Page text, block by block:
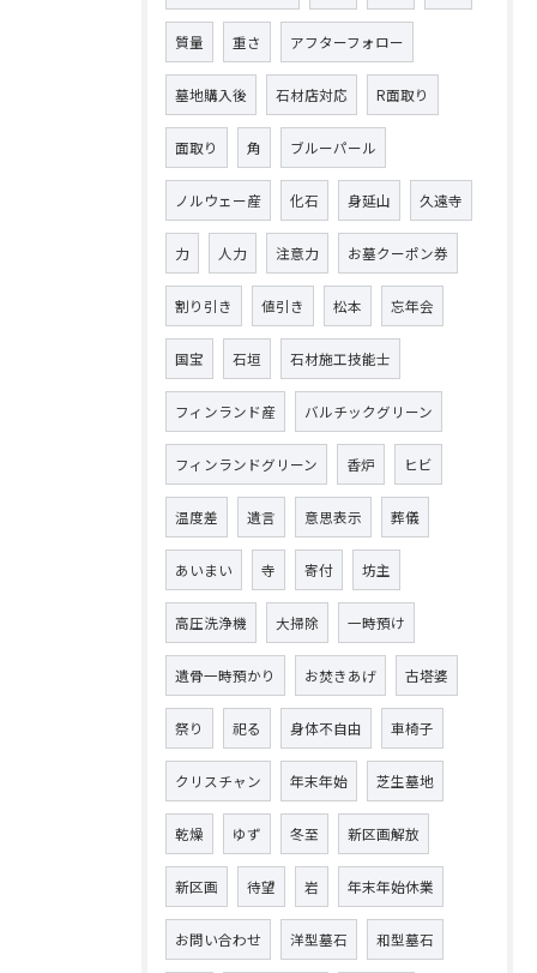
質量 重さ アフターフォロー
墓地購入後 石材店対応 R面取り
面取り 角 ブルーパール
ノルウェー産 化石 身延山 久遠寺
力 人力 注意力 お墓クーポン券
割り引き 値引き 松本 忘年会
国宝 石垣 石材施工技能士
フィンランド産 バルチックグリーン
フィンランドグリーン 香炉 ヒビ
温度差 遺言 意思表示 葬儀
あいまい 寺 寄付 坊主
高圧洗浄機 大掃除 一時預け
遺骨一時預かり お焚きあげ 古塔婆
祭り 祀る 身体不自由 車椅子
クリスチャン 年末年始 芝生墓地
乾燥 ゆず 冬至 新区画解放
新区画 待望 岩 年末年始休業
お問い合わせ 洋型墓石 和型墓石